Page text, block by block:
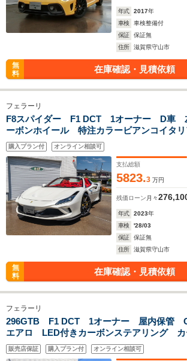
年式 2017年
車検
車検整備付
保証
保証無
住所
滋賀県守山市
無
料
在庫確認・見積依頼
フェラーリ
F8スパイダー F1 DCT 1オーナー D車
ーボンホイール 特注カラービアンコイタ
OP リフティング デイトナレーシングシ
承 屋内車庫保管
購入プラン付 オンライン相談可
支払総額
5823.3 万円
残価ローン 月々
年式 2023年
車検
'28/03
保証
保証無
住所
滋賀県守山市
無
料
在庫確認・見積依頼
フェラーリ
296GTB F1 DCT 1オーナー 屋内保管
エアロ LED付きカーボンステアリング カ
バー カーボンダッシュボード リフティン
ヤモンドカットAW 360カメラ フル電動シ
販売店保証 購入プラン付 オンライン相談可